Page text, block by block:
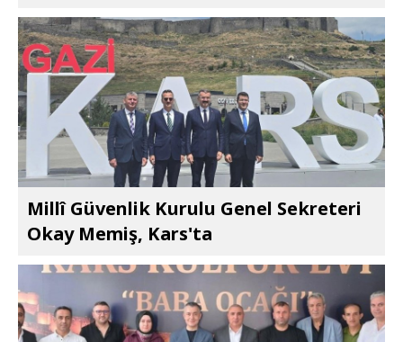
Millî Güvenlik Kurulu Genel Sekreteri
Okay Memiş, Kars'ta